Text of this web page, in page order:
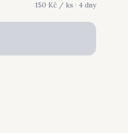
150 Kč / ks · 4 dny